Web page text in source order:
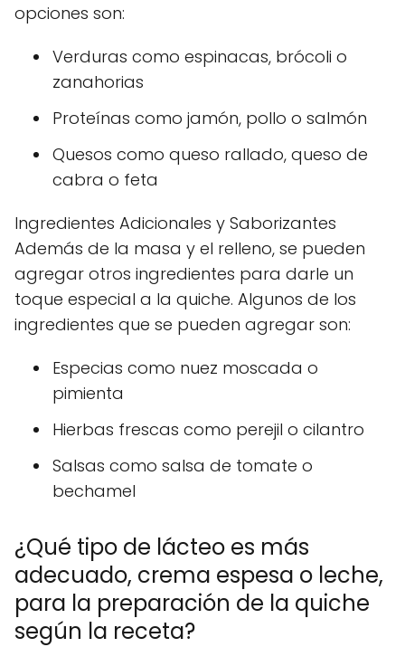
opciones son:
Verduras como espinacas, brócoli o
zanahorias
Proteínas como jamón, pollo o salmón
Quesos como queso rallado, queso de
cabra o feta
Ingredientes Adicionales y Saborizantes
Además de la masa y el relleno, se pueden
agregar otros ingredientes para darle un
toque especial a la quiche. Algunos de los
ingredientes que se pueden agregar son:
Especias como nuez moscada o
pimienta
Hierbas frescas como perejil o cilantro
Salsas como salsa de tomate o
bechamel
¿Qué tipo de lácteo es más
adecuado, crema espesa o leche,
para la preparación de la quiche
según la receta?